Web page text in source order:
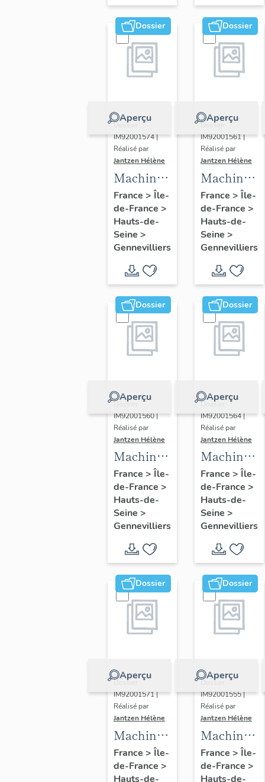
Dossier
Aperçu
Dossier
IM92001574 |
Réalisé par
Jantzen Hélène
Machine
à fondre
(four à
chauffe
rapide)
France > Île-
de-France >
Hauts-de-
Seine >
Gennevilliers
Dossier
Aperçu
Dossier
IM92001561 |
Réalisé par
Jantzen Hélène
Machine
à polir,
machine
à ébarber,
France > Île-
de-France >
Hauts-de-
Seine >
Gennevilliers
Dossier
Aperçu
Dossier
IM92001560 |
Réalisé par
Jantzen Hélène
Machine
à fondre
(four à
arc)
France > Île-
de-France >
Hauts-de-
Seine >
Gennevilliers
Dossier
Aperçu
Dossier
IM92001564 |
Réalisé par
Jantzen Hélène
Machines
à épurer
(5)
France > Île-
de-France >
Hauts-de-
Seine >
Gennevilliers
Dossier
Aperçu
Dossier
IM92001571 |
Réalisé par
Jantzen Hélène
Machine
à revêtir
par
France > Île-
de-France >
Hauts-de-
Dossier
Aperçu
Dossier
IM92001555 |
Réalisé par
Jantzen Hélène
Machine
à torréfier
France > Île-
de-France >
Hauts-de-